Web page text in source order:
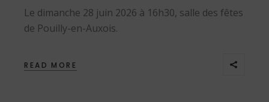
Le dimanche 28 juin 2026 à 16h30, salle des fêtes
de Pouilly-en-Auxois.
READ MORE